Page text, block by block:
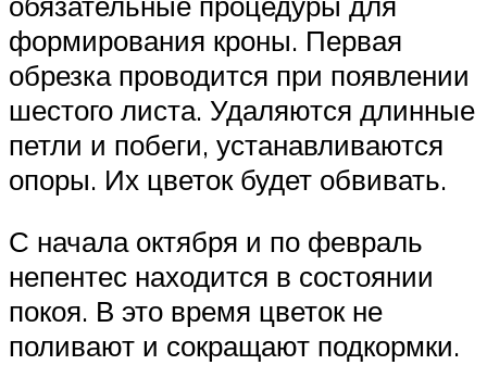
формирования кроны. Первая
обрезка проводится при появлении
шестого листа. Удаляются длинные
петли и побеги, устанавливаются
опоры. Их цветок будет обвивать.
С начала октября и по февраль
непентес находится в состоянии
покоя. В это время цветок не
поливают и сокращают подкормки.